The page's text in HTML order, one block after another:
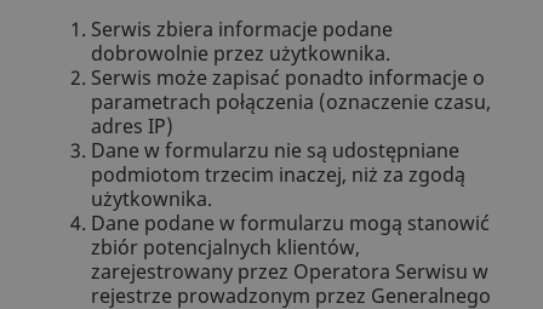
Serwis zbiera informacje podane
dobrowolnie przez użytkownika.
Serwis może zapisać ponadto informacje o
parametrach połączenia (oznaczenie czasu,
adres IP)
Dane w formularzu nie są udostępniane
podmiotom trzecim inaczej, niż za zgodą
użytkownika.
Dane podane w formularzu mogą stanowić
zbiór potencjalnych klientów,
zarejestrowany przez Operatora Serwisu w
rejestrze prowadzonym przez Generalnego